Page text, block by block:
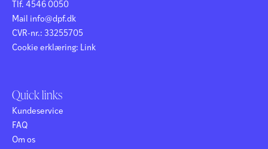
Tlf. 4546 0050
Mail info@dpf.dk
CVR-nr.: 33255705
Cookie erklæring: Link
Quick links
Kundeservice
FAQ
Om os